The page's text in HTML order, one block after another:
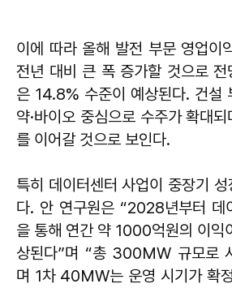
이에 따라 올해 발전 부문 영업이
전년 대비 큰 폭 증가할 것으로 전
은 14.8% 수준이 예상된다. 건설
약·바이오 중심으로 수주가 확대
를 이어갈 것으로 보인다.
특히 데이터센터 사업이 중장기
다. 안 연구원은 “2028년부터 데
을 통해 연간 약 1000억원의 이익
상된다”며 “총 300MW 규모로
며 1차 40MW는 운영 시기가 확